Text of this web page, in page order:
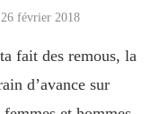
26 février 2018
fait des remous, la
d’avance sur